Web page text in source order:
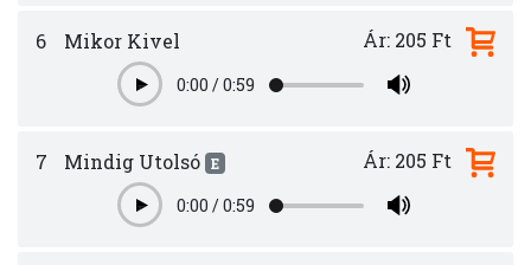
6 Mikor Kivel
Play0:00 /0:59
Ár: 205 Ft
7 Mindig Utolsó E
Play0:00 /0:59
Ár: 205 Ft